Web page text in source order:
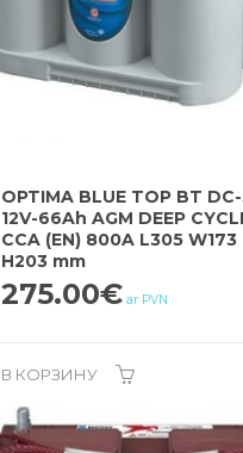
OPTIMA BLUE TOP BT
12V-66Ah AGM DEEP
CCA (EN) 800A L305 W173
H203 mm
275.00€ ar PVN
В КОРЗИНУ